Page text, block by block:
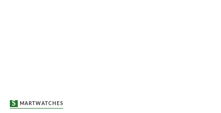
SMARTWATCHES